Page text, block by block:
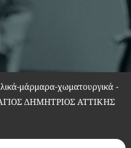
μάρμαρα-χωματουργικά-
ΔΗΜΗΤΡΙΟΣ ΑΤΤΙΚΗΣ